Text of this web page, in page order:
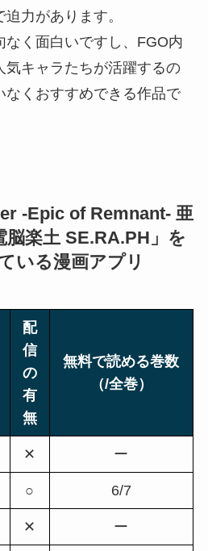
力があります。
なく面白いですし、FGO内
気キャラたちが活躍するの
なくおすすめできる作品で
-Epic of Remnant- 亜
脳楽土 SE.RA.PH」を
いる漫画アプリ
配
信
の
有
無
無料で読める巻数
（/全巻）
✕ ー
○ 6/7
✕ ー